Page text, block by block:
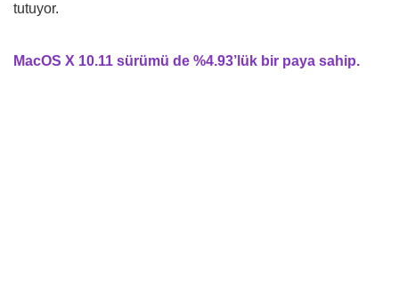
tutuyor.
MacOS X 10.11 sürümü de %4.93’lük bir paya sahip.